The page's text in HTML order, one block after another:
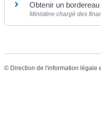
Obtenir un
Ministère chargé des
© Direction de l'information légale